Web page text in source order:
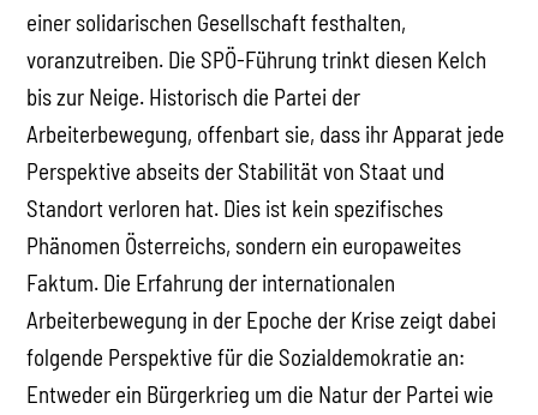
einer solidarischen Gesellschaft festhalten,
voranzutreiben. Die SPÖ-Führung trinkt diesen Kelch
bis zur Neige. Historisch die Partei der
Arbeiterbewegung, offenbart sie, dass ihr Apparat jede
Perspektive abseits der Stabilität von Staat und
Standort verloren hat. Dies ist kein spezifisches
Phänomen Österreichs, sondern ein europaweites
Faktum. Die Erfahrung der internationalen
Arbeiterbewegung in der Epoche der Krise zeigt dabei
folgende Perspektive für die Sozialdemokratie an:
Entweder ein Bürgerkrieg um die Natur der Partei wie